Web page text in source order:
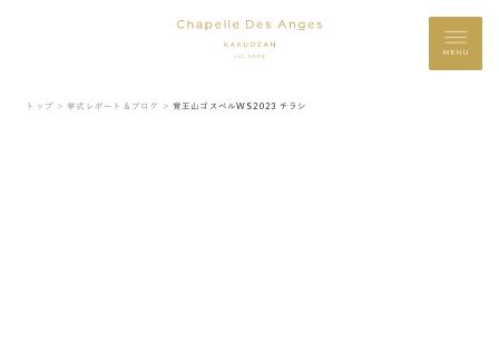
MENU
トップ ＞ 挙式レポート＆ブログ ＞ 覚王山ゴスペルWS 2023 チラシ